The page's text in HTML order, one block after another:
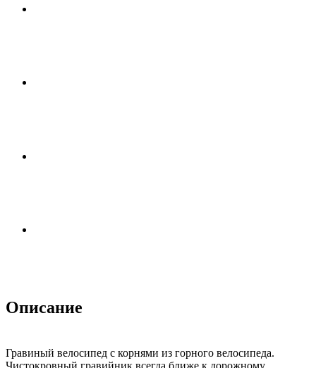
Описание
Гравиный велосипед с корнями из горного велосипеда.
Чистокровный гравийник всегда ближе к дорожному